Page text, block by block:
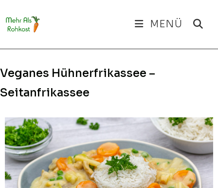
Inhalt
springen
MENÜ
Veganes Hühnerfrikassee –
Seitanfrikassee